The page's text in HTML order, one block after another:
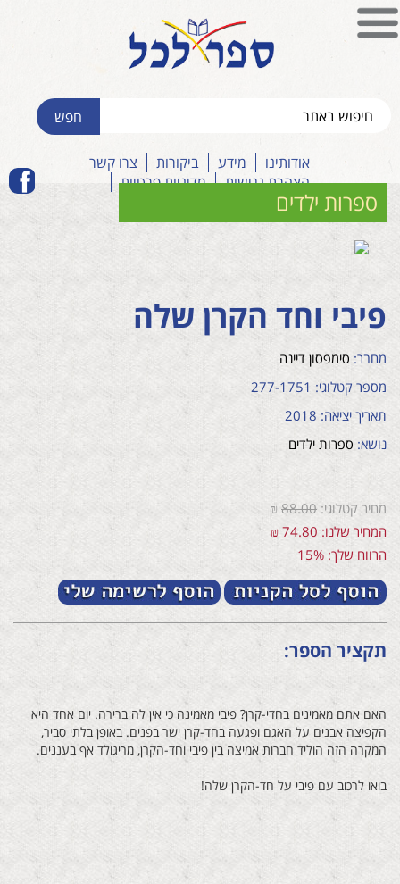
אודותינו מידע ביקורות
צרו קשר
הצהרת נגישות
מדיניות פרטיות
ספרות ילדים
פיבי וחד הקרן שלה
מחבר: סימפסון דיינה
מספר קטלוגי: 277-1751
תאריך יציאה: 2018
נושא: ספרות ילדים
מחיר קטלוגי: 88.00
₪
המחיר שלנו: 74.80 ₪
הרווח שלך: 15%
תקציר הספר:
האם אתם מאמינים בחדי-קרן? פיבי מאמינה כי אין לה ברירה. יום אחד היא
הקפיצה אבנים על האגם ופגעה בחד-קרן ישר בפנים. באופן בלתי סביר,
המקרה הזה הוליד חברות אמיצה בין פיבי וחד-הקרן, מריגולד אף בעננים.
בואו לרכוב עם פיבי על חד-הקרן שלה!